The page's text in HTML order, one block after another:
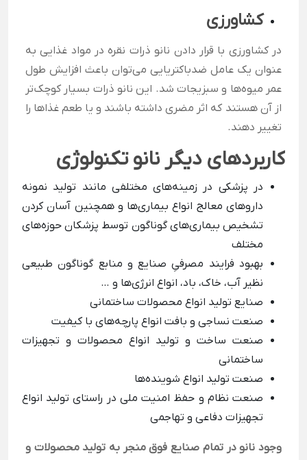
کشاورزی
در کشاورزی با قرار دادن نانو ذرات نقره در مواد غذایی به
عنوان یک عامل ضدباکتریایی می‌توان باعث افزایش طول
عمر میوه‌ها و سبزیجات شد. این نانو ذرات بسیار کوچک‌تر
از آن هستند که اثر مضری داشته باشند و یا طعم غذاها را
تغییر دهند.
کاربردهای دیگر نانو تکنولوژی
در پزشکی در زمینه‌های مختلفی مانند تولید نمونه
داروهای معالج انواع بیماری‌ها و همچنین آسان کردن
تشخیص بیماری‌های گوناگون توسط پزشکان حوزه‌های
مختلف
بهبود فرایند مصرفیِ صنایع و منابع گوناگون طبیعی
نظیر آب، خاک، باد، انواع انرژی‌ها و …
صنایع تولید انواع محصولات ساختمانی
صنعت نساجی و بافت انواع پارچه‌های با کیفیت
صنعت ساخت و تولید انواع محصولات و تجهیزات
ساختمانی
صنعت تولید انواع شوینده‌ها
صنعت نظام و حفظ امنیت ملی در راستای تولید انواع
تجهیزات دفاعی و تهاجمی
وجود نانو در تمام صنایع فوق منجر به تولید محصولات و